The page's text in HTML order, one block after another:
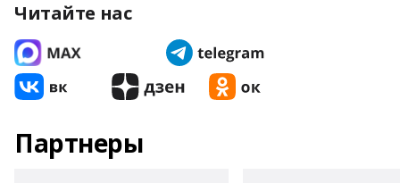
Читайте нас
Партнеры